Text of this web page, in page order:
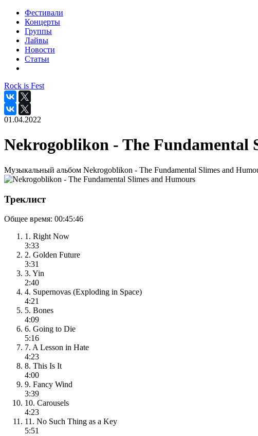
Фестивали
Концерты
Группы
Лайвы
Новости
Статьи
Rock is Fest
01.04.2022
Nekrogoblikon - The Fundamental
Музыкальный альбом Nekrogoblikon - The Fundamental Slimes and
Треклист
Общее время: 00:45:46
1. Right Now
3:33
2. Golden Future
3:31
3. Yin
2:40
4. Supernovas (Exploding in Space)
4:21
5. Bones
4:09
6. Going to Die
5:16
7. A Lesson in Hate
4:23
8. This Is It
4:00
9. Fancy Wind
3:39
10. Carousels
4:23
11. No Such Thing as a Key
5:51